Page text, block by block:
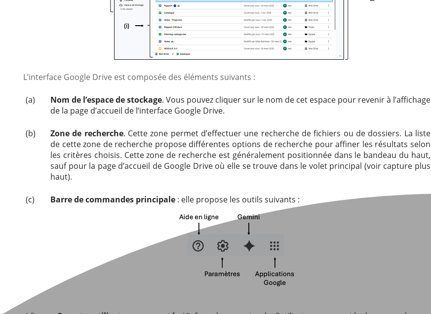
L’interface Google Drive est composée des éléments suivants :
(a) Nom de l’espace de stockage. Vous pouvez cliquer sur le nom de cet espace pour revenir à l’affichage
de la page d’accueil de l’interface Google Drive.
(b) Zone de recherche. Cette zone permet d’effectuer une recherche de fichiers ou de dossiers. La liste
de cette zone de recherche propose différentes options de recherche pour affiner les résultats selon
les critères choisis. Cette zone de recherche est généralement positionnée dans le bandeau du haut,
sauf pour la page d’accueil de Google Drive où elle se trouve dans le volet principal (voir capture plus
haut).
(c) Barre de commandes principale : elle propose les outils suivants :